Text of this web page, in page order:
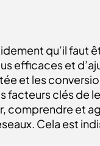
qu’il faut
efficaces et
et les
facteurs clés de
comprendre et
Cela est